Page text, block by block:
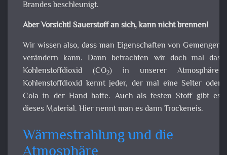
verändern kann. Dann betrachten wir doch mal
Kohlenstoffdioxid (CO
2) in unserer
Kohlenstoffdioxid kennt jeder, der mal eine Selter oder
in der Hand hatte. Auch als festen Stoff gibt es
Material. Hier nennt man es dann Trockeneis.
Wärmestrahlung und die
Atmosphäre